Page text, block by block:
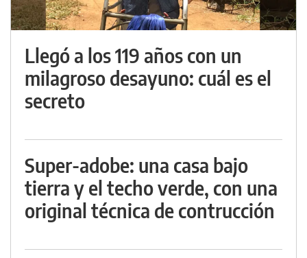
Llegó a los 119 años con un
milagroso desayuno: cuál es el
secreto
Super-adobe: una casa bajo
tierra y el techo verde, con una
original técnica de contrucción